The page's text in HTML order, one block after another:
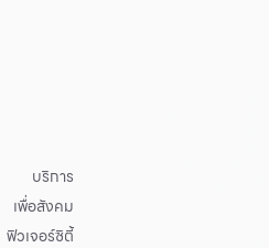
บริการ
เพื่อสังคม
ฟิวเจอร์ซิตี้